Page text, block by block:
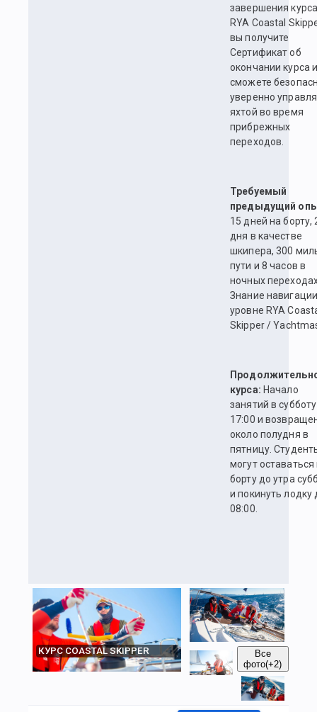
завершения
RYA Coastal
вы получите
Сертификат об
окончании курса
сможете
уверенно
яхтой во время
прибрежных
переходов.
Требуемый
предыдущий
15 дней на борту,
дня в качестве
шкипера, 300
пути и 8 часов в
ночных
Знание
уровне RYA
Skipper /
курса: Начало
занятий в
17:00 и
около полудня в
пятницу.
могут оставаться
борту до утра
и покинуть лодку
08:00.
КУРС COASTAL SKIPPER
Все
фото(+2)